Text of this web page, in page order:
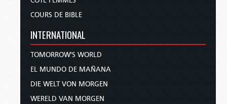
COURS DE BIBLE
INTERNATIONAL
TOMORROW'S WORLD
EL MUNDO DE MAÑANA
DIE WELT VON MORGEN
WERELD VAN MORGEN